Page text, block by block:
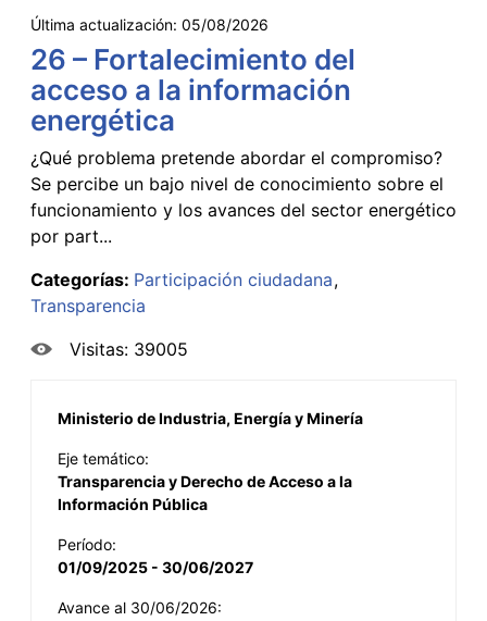
Última actualización: 05/08/2026
26 – Fortalecimiento del
acceso a la información
energética
¿Qué problema pretende abordar el compromiso?
Se percibe un bajo nivel de conocimiento sobre el
funcionamiento y los avances del sector energético
por part...
Categorías: Participación ciudadana
Transparencia
Visitas: 39005
Ministerio de Industria, Energía y Minería
Eje temático:
Transparencia y Derecho de Acceso a la
Información Pública
Período:
01/09/2025 - 30/06/2027
Avance al 30/06/2026: